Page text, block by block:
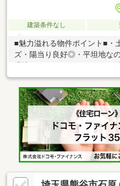
建築条件なし
■魅力溢れる物件ポイント■・
ズ・陽当り良好◎・平坦地な
環境■・スーパーやコンビニ
境♪・籠原駅まで徒歩10分で
徒歩10分、三尻中学校まで
分・埼玉りそな銀行まで徒歩
す。大正3年に創業し地域密
文住宅・リフォーム・お庭づ
介、さらには土地活用まで、
るよう誠心誠意努力してまい